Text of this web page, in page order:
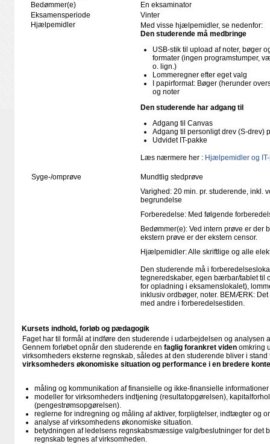
Bedømmer(e)
En eksaminator
Eksamensperiode
Vinter
Hjælpemidler
Med visse hjælpemidler, se nedenfor:
Den studerende må medbringe
USB-stik til upload af noter, bøger
formater (ingen programstumper,
o. lign.)
Lommeregner efter eget valg
I papirformat: Bøger (herunder
og noter
Den studerende har adgang til
Adgang til Canvas
Adgang til personligt drev (S-drev)
Udvidet IT-pakke
Læs nærmere her : Hjælpemidler og
Syge-/omprøve
Mundtlig stedprøve
Varighed: 20 min. pr. studerende, inkl.
begrundelse
Forberedelse: Med følgende
Bedømmer(e): Ved intern prøve er der
ekstern prøve er der ekstern censor.
Hjælpemidler: Alle skriftlige og alle
Den studerende må i
tegneredskaber, egen bærbar/tablet til
for opladning i eksamenslokalet),
inklusiv ordbøger, noter. BEMÆRK:
med andre i forberedelsestiden.
Kursets indhold, forløb og pædagogik
Faget har til formål at indføre den studerende i udarbejdelsen og analysen
Gennem forløbet opnår den studerende en faglig forankret viden omkring
virksomheders eksterne regnskab, således at den studerende bliver i
virksomheders økonomiske situation og performance i en bredere
måling og kommunikation af finansielle og ikke-finansielle
modeller for virksomheders indtjening (resultatopgørelsen),
(pengestrømsopgørelsen).
reglerne for indregning og måling af aktiver, forpligtelser, indtægter og
analyse af virksomhedens økonomiske situation.
betydningen af ledelsens regnskabsmæssige valg/beslutninger for det
regnskab tegnes af virksomheden.